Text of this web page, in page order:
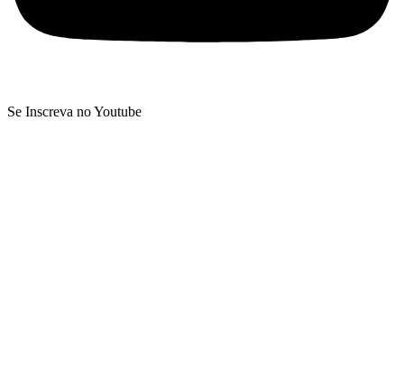
Se Inscreva no Youtube